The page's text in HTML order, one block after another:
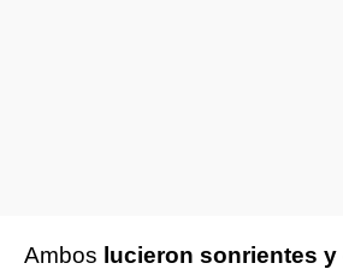
Ambos lucieron sonrientes